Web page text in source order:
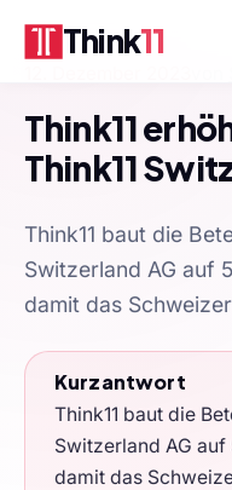
Think11
Think11
Think11
Think11 baut die
Switzerland AG auf
damit das
Kurzantwort
Think11 baut die
Switzerland AG
damit das